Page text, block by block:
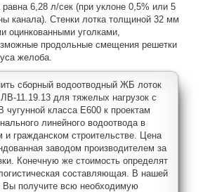
равна 6,28 л/сек (при уклоне 0,5% или 5
канала). Стенки лотка толщиной 32 мм
оцинкованными уголками,
продольные смещения решетки
желоба.
сборный водоотводный ЖБ лоток
ЛВ-11.19.13 для тяжелых нагрузок с
чугунной класса E600 к проектам
линейного водоотвода в
гражданском строительстве. Цена
заводом производителем за
Конечную же стоимость определят
составляющая. В нашей
Вы получите всю необходимую